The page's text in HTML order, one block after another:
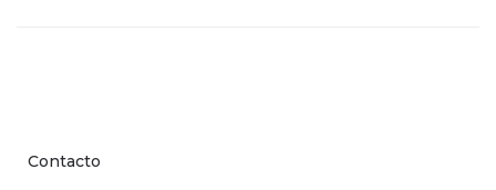
Contacto